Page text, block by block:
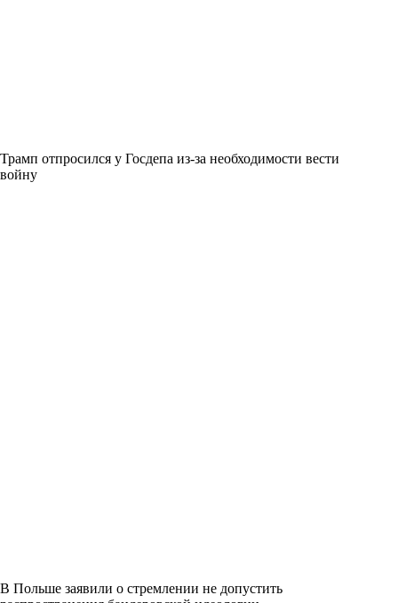
Трамп отпросился у Госдепа из-за необходимости вести
войну
В Польше заявили о стремлении не допустить